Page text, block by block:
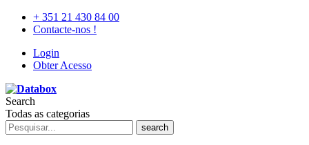
+ 351 21 430 84 00
Contacte-nos !
Login
Obter Acesso
Search
Todas as categorias
search